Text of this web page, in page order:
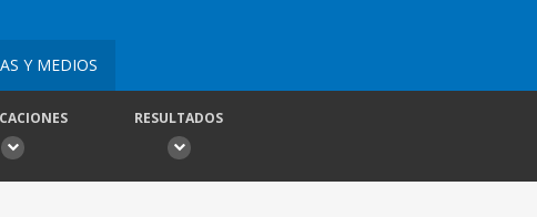
Y MEDIOS
RESULTADOS